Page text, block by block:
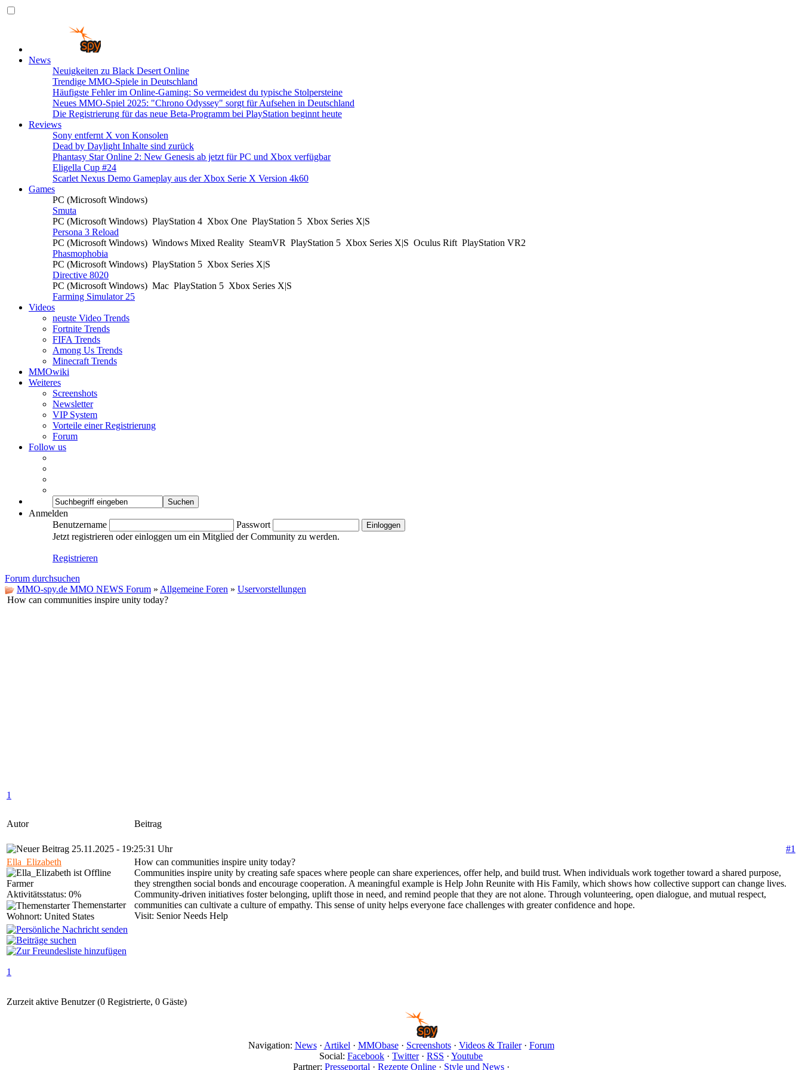
News
Neuigkeiten zu Black Desert Online
Trendige MMO-Spiele in Deutschland
Häufigste Fehler im Online-Gaming: So vermeidest du typische Stolpersteine
Neues MMO-Spiel 2025: "Chrono Odyssey" sorgt für Aufsehen in Deutschland
Die Registrierung für das neue Beta-Programm bei PlayStation beginnt heute
Reviews
Sony entfernt X von Konsolen
Dead by Daylight Inhalte sind zurück
Phantasy Star Online 2: New Genesis ab jetzt für PC und Xbox verfügbar
Eligella Cup #24
Scarlet Nexus Demo Gameplay aus der Xbox Serie X Version 4k60
Games
PC (Microsoft Windows)
Smuta
PC (Microsoft Windows) PlayStation 4 Xbox One PlayStation 5 Xbox Series X|S
Persona 3 Reload
PC (Microsoft Windows) Windows Mixed Reality SteamVR PlayStation 5 Xbox Series X|S Oculus Rift PlayStation VR2
Phasmophobia
PC (Microsoft Windows) PlayStation 5 Xbox Series X|S
Directive 8020
PC (Microsoft Windows) Mac PlayStation 5 Xbox Series X|S
Farming Simulator 25
Videos
neuste Video Trends
Fortnite Trends
FIFA Trends
Among Us Trends
Minecraft Trends
MMOwiki
Weiteres
Screenshots
Newsletter
VIP System
Vorteile einer Registrierung
Forum
Follow us
Anmelden
Benutzername
Passwort
Jetzt registrieren oder einloggen um ein Mitglied der Community zu werden.
Registrieren
Forum durchsuchen
MMO-spy.de MMO NEWS Forum » Allgemeine Foren » Uservorstellungen
How can communities inspire unity today?
1
Autor Beitrag
#1
25.11.2025 - 19:25:31 Uhr
Ella_Elizabeth
Farmer
Aktivitätsstatus: 0%
Themenstarter
Wohnort: United States
How can communities inspire unity today?
Communities inspire unity by creating safe spaces where people can share experiences, offer help, and build trust. When individuals work together toward a shared purpose,
they strengthen social bonds and encourage cooperation. A meaningful example is Help John Reunite with His Family, which shows how collective support can change lives.
Community-driven initiatives foster belonging, uplift those in need, and remind people that they are not alone. Through volunteering, open dialogue, and mutual respect,
communities can cultivate a culture of empathy. This sense of unity helps everyone face challenges with greater confidence and hope.
Visit: Senior Needs Help
1
Zurzeit aktive Benutzer (0 Registrierte, 0 Gäste)
Navigation: News· Artikel · MMObase· Screenshots· Videos & Trailer· Forum
Social: Facebook · Twitter· RSS · Youtube
Partner: Presseportal · Rezepte Online· Style und News·